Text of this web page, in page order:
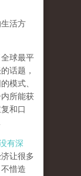
活方
球最平
话题，
模式、
所能获
和口
有深
让很多
惜造